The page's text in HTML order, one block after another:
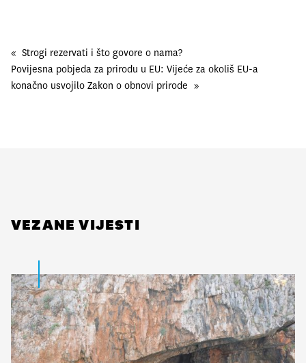
« Strogi rezervati i što govore o nama?
Povijesna pobjeda za prirodu u EU: Vijeće za okoliš EU-a
konačno usvojilo Zakon o obnovi prirode »
VEZANE VIJESTI